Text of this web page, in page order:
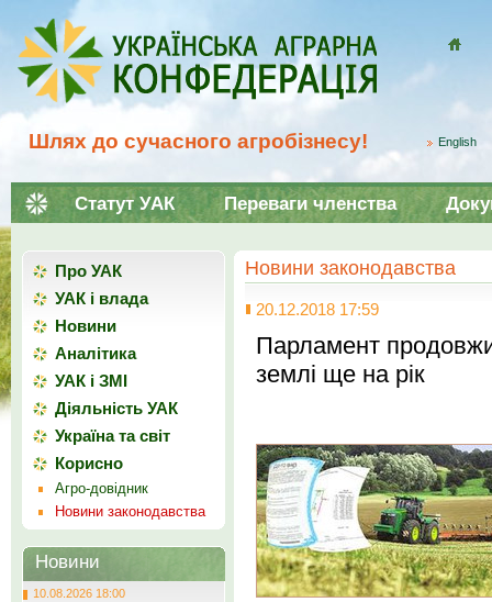
Шлях до сучасного агробізнесу! English
Статут УАК Переваги членства
Новини законодавства
20.12.2018 17:59
Парламент
землі ще на рік
Про УАК
УАК і влада
Новини
Аналітика
УАК і ЗМІ
Діяльність УАК
Україна та світ
Корисно
Агро-довідник
Новини законодавства
Новини
10.08.2026 18:00